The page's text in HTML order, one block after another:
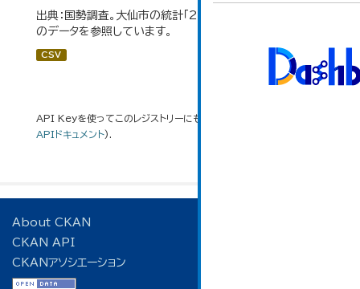
出典：国勢調査。大仙市の統計「2-3 人口集中地区の推移」
のデータを参照しています。
CSV
API Keyを使ってこのレジストリーにもアクセス可能です
APIドキュメント).
About CKAN
CKAN API
CKANアソシエーション